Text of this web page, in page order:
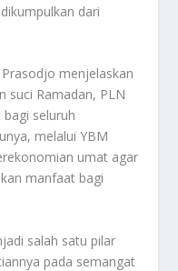
dari
menjelaskan
suci Ramadan, PLN
seluruh
melalui YBM
umat agar
manfaat bagi
salah satu pilar
pada semangat